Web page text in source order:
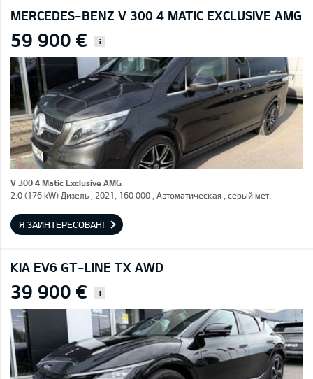
MERCEDES-BENZ V 300 4 MATIC EXCLUSIVE AMG
59 900 € i
V 300 4 Matic Exclusive AMG
2.0 (176 kW) Дизель , 2021, 160 000 , Автоматическая , серый мет.
Я ЗАИНТЕРЕСОВАН!
KIA EV6 GT-LINE TX AWD
39 900 € i